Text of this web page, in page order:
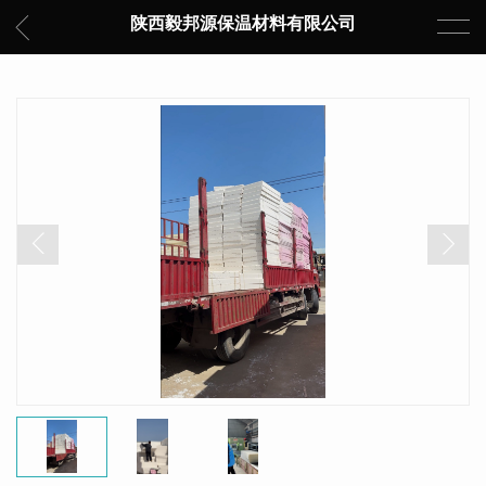
陕西毅邦源保温材料有限公司